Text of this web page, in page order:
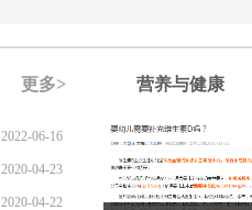
更多>
2022-06-16
2020-04-23
2020-04-22
营养与健康